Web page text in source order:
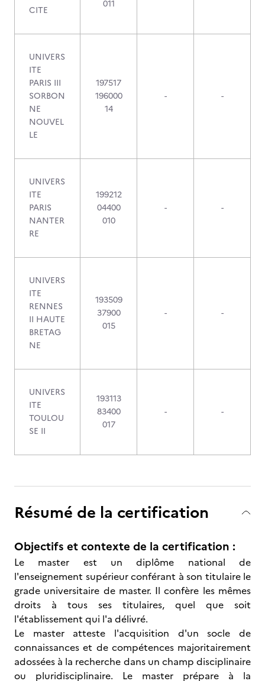
CITE
011
UNIVERS
ITE
PARIS III
SORBON
NE
NOUVEL
LE
197517
196000
14
- -
UNIVERS
ITE
PARIS
NANTER
RE
199212
04400
010
- -
UNIVERS
ITE
RENNES
II HAUTE
BRETAG
NE
193509
37900
015
- -
UNIVERS
ITE
TOULOU
SE II
193113
83400
017
- -
Résumé de la certification
Objectifs et contexte de la certification :
Le master est un diplôme national de
l'enseignement supérieur conférant à son titulaire le
grade universitaire de master. Il confère les mêmes
droits à tous ses titulaires, quel que soit
l'établissement qui l'a délivré.
Le master atteste l'acquisition d'un socle de
connaissances et de compétences majoritairement
adossées à la recherche dans un champ disciplinaire
ou pluridisciplinaire. Le master prépare à la